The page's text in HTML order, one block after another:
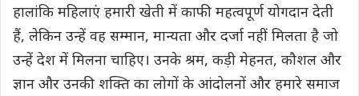
हालांकि महिलाएं हमारी खेती में काफी महत्वपूर्ण योगदान देती
हैं, लेकिन उन्हें वह सम्मान, मान्यता और दर्जा नहीं मिलता है जो
उन्हें देश में मिलना चाहिए। उनके श्रम, कड़ी मेहनत, कौशल और
ज्ञान और उनकी शक्ति का लोगों के आंदोलनों और हमारे समाज